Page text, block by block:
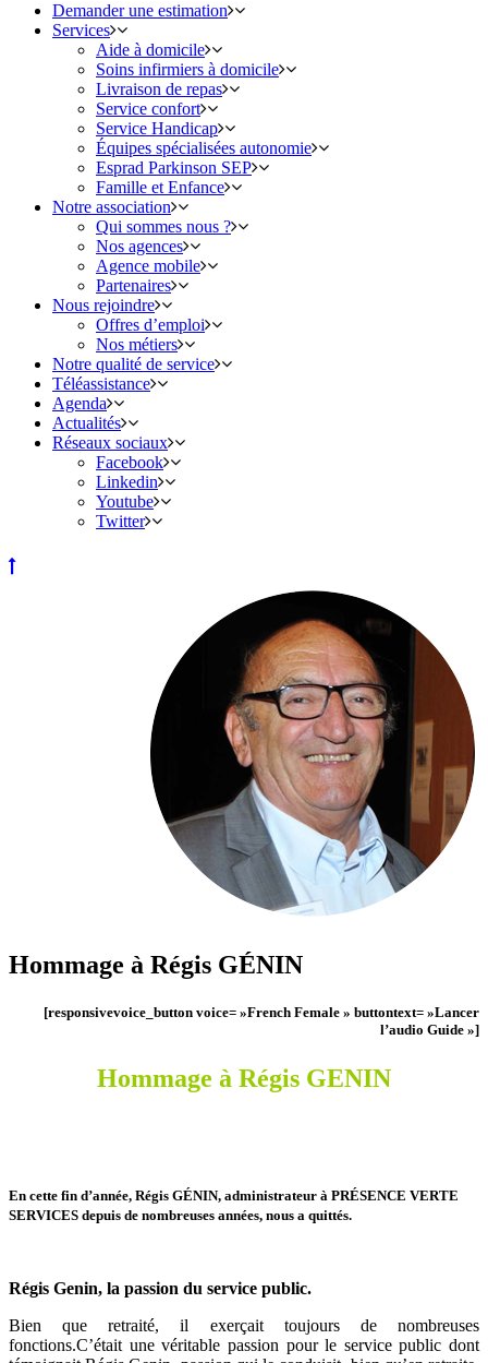
Demander une estimation
Services
Aide à domicile
Soins infirmiers à domicile
Livraison de repas
Service confort
Service Handicap
Équipes spécialisées autonomie
Esprad Parkinson SEP
Famille et Enfance
Notre association
Qui sommes nous ?
Nos agences
Agence mobile
Partenaires
Nous rejoindre
Offres d’emploi
Nos métiers
Notre qualité de service
Téléassistance
Agenda
Actualités
Réseaux sociaux
Facebook
Linkedin
Youtube
Twitter
Hommage à Régis GÉNIN
[responsivevoice_button voice= »French Female » buttontext= »Lancer
l’audio Guide »]
Hommage à Régis GENIN
En cette fin d’année, Régis GÉNIN, administrateur à PRÉSENCE VERTE
SERVICES depuis de nombreuses années, nous a quittés.
Régis Genin, la passion du service public.
Bien que retraité, il exerçait toujours de nombreuses
fonctions.C’était une véritable passion pour le service public dont